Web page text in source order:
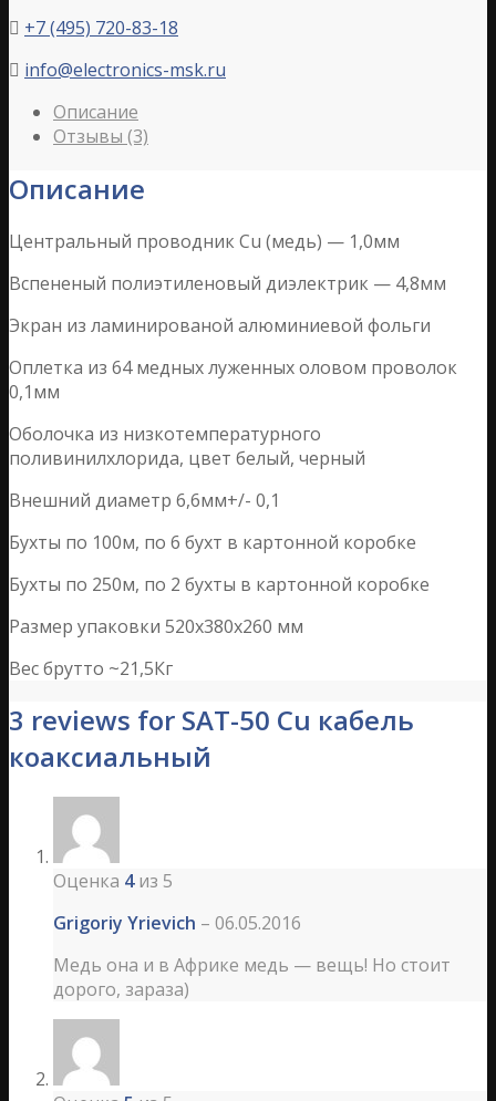
 +7 (495) 720-83-18
 info@electronics-msk.ru
Описание
Отзывы (3)
Описание
Центральный проводник Сu (медь) — 1,0мм
Вспененый полиэтиленовый диэлектрик — 4,8мм
Экран из ламинированой алюминиевой фольги
Оплетка из 64 медных луженных оловом проволок
0,1мм
Оболочка из низкотемпературного
поливинилхлорида, цвет белый, черный
Внешний диаметр 6,6мм+/- 0,1
Бухты по 100м, по 6 бухт в картонной коробке
Бухты по 250м, по 2 бухты в картонной коробке
Размер упаковки 520х380х260 мм
Вес брутто ~21,5Кг
3 reviews for SAT-50 Cu кабель
коаксиальный
Оценка 4из 5
Grigoriy Yrievich – 06.05.2016
Медь она и в Африке медь — вещь! Но стоит
дорого, зараза)